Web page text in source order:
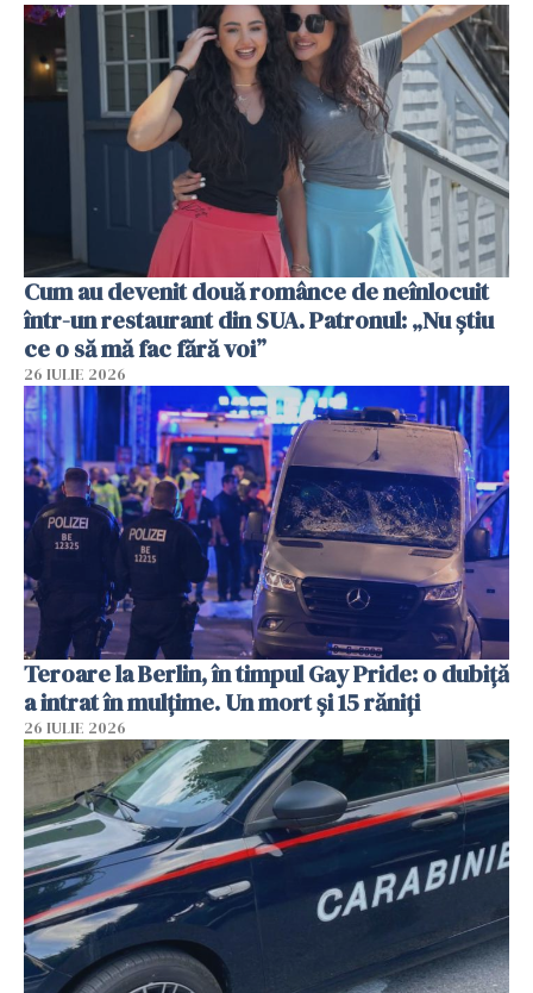
Cum au devenit două românce de neînlocuit
într-un restaurant din SUA. Patronul: „Nu știu
ce o să mă fac fără voi”
26 IULIE 2026
Teroare la Berlin, în timpul Gay Pride: o dubiță
a intrat în mulțime. Un mort și 15 răniți
26 IULIE 2026